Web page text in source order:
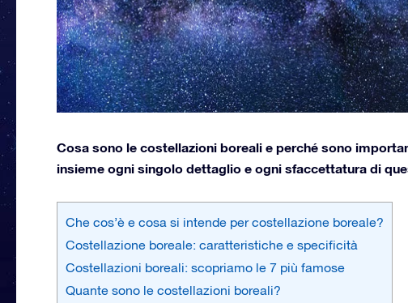
Cosa sono le costellazioni boreali e perché sono
insieme ogni singolo dettaglio e ogni sfaccettatura di
Che cos’è e cosa si intende per costellazione boreale?
Costellazione boreale: caratteristiche e specificità
Costellazioni boreali: scopriamo le 7 più famose
Quante sono le costellazioni boreali?